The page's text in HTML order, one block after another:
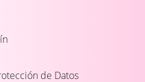
de Datos